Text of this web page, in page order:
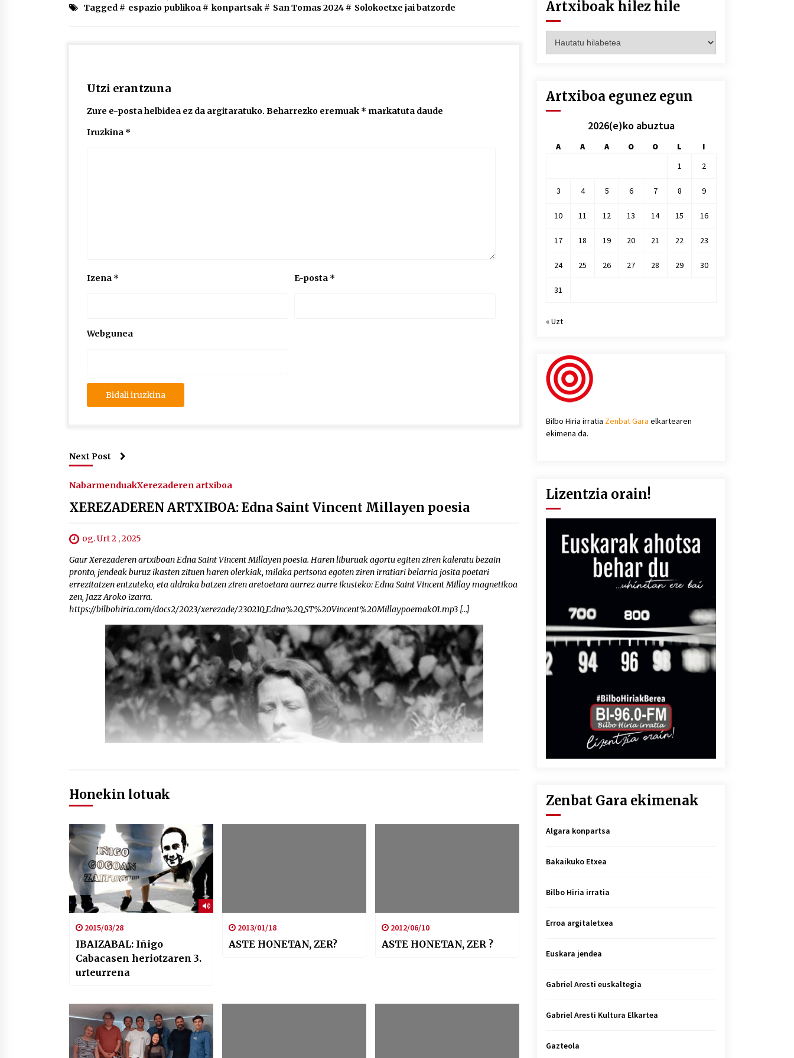
Tagged # espazio publikoa # konpartsak # San Tomas 2024 # Solokoetxe jai batzorde
Utzi erantzuna
Zure e-posta helbidea ez da argitaratuko. Beharrezko eremuak * markatuta daude
Iruzkina *
Izena * E-posta *
Webgunea
Next Post
NabarmenduakXerezaderen artxiboa
XEREZADEREN ARTXIBOA: Edna Saint Vincent Millayen poesia
og. Urt 2 , 2025
Gaur Xerezaderen artxiboan Edna Saint Vincent Millayen poesia. Haren liburuak agortu egiten ziren kaleratu bezain
pronto, jendeak buruz ikasten zituen haren olerkiak, milaka pertsona egoten ziren irratiari belarria josita poetari
errezitatzen entzuteko, eta aldraka batzen ziren aretoetara aurrez aurre ikusteko: Edna Saint Vincent Millay magnetikoa
zen, Jazz Aroko izarra.
https://bilbohiria.com/docs2/2023/xerezade/230210_Edna%20_ST%20Vincent%20Millaypoemak01.mp3 […]
Honekin lotuak
2015/03/28
IBAIZABAL: Iñigo
Cabacasen heriotzaren 3.
urteurrena
2013/01/18
ASTE HONETAN, ZER?
2012/06/10
ASTE HONETAN, ZER ?
Artxiboak hilez hile
hilez
Artxiboa egunez egun
2026(e)ko abuztua
A A A O O L
I
1
2
3 4 5 6 7 8 9
10 11 12 13 14 15 16
17 18 19 20 21 22 23
24 25 26 27 28 29 30
31
« Uzt
Bilbo Hiria irratia Zenbat Gara elkartearen
ekimena da.
Lizentzia orain!
Zenbat Gara ekimenak
Algara konpartsa
Bakaikuko Etxea
Bilbo Hiria irratia
Erroa argitaletxea
Euskara jendea
Gabriel Aresti euskaltegia
Gabriel Aresti Kultura Elkartea
Gazteola